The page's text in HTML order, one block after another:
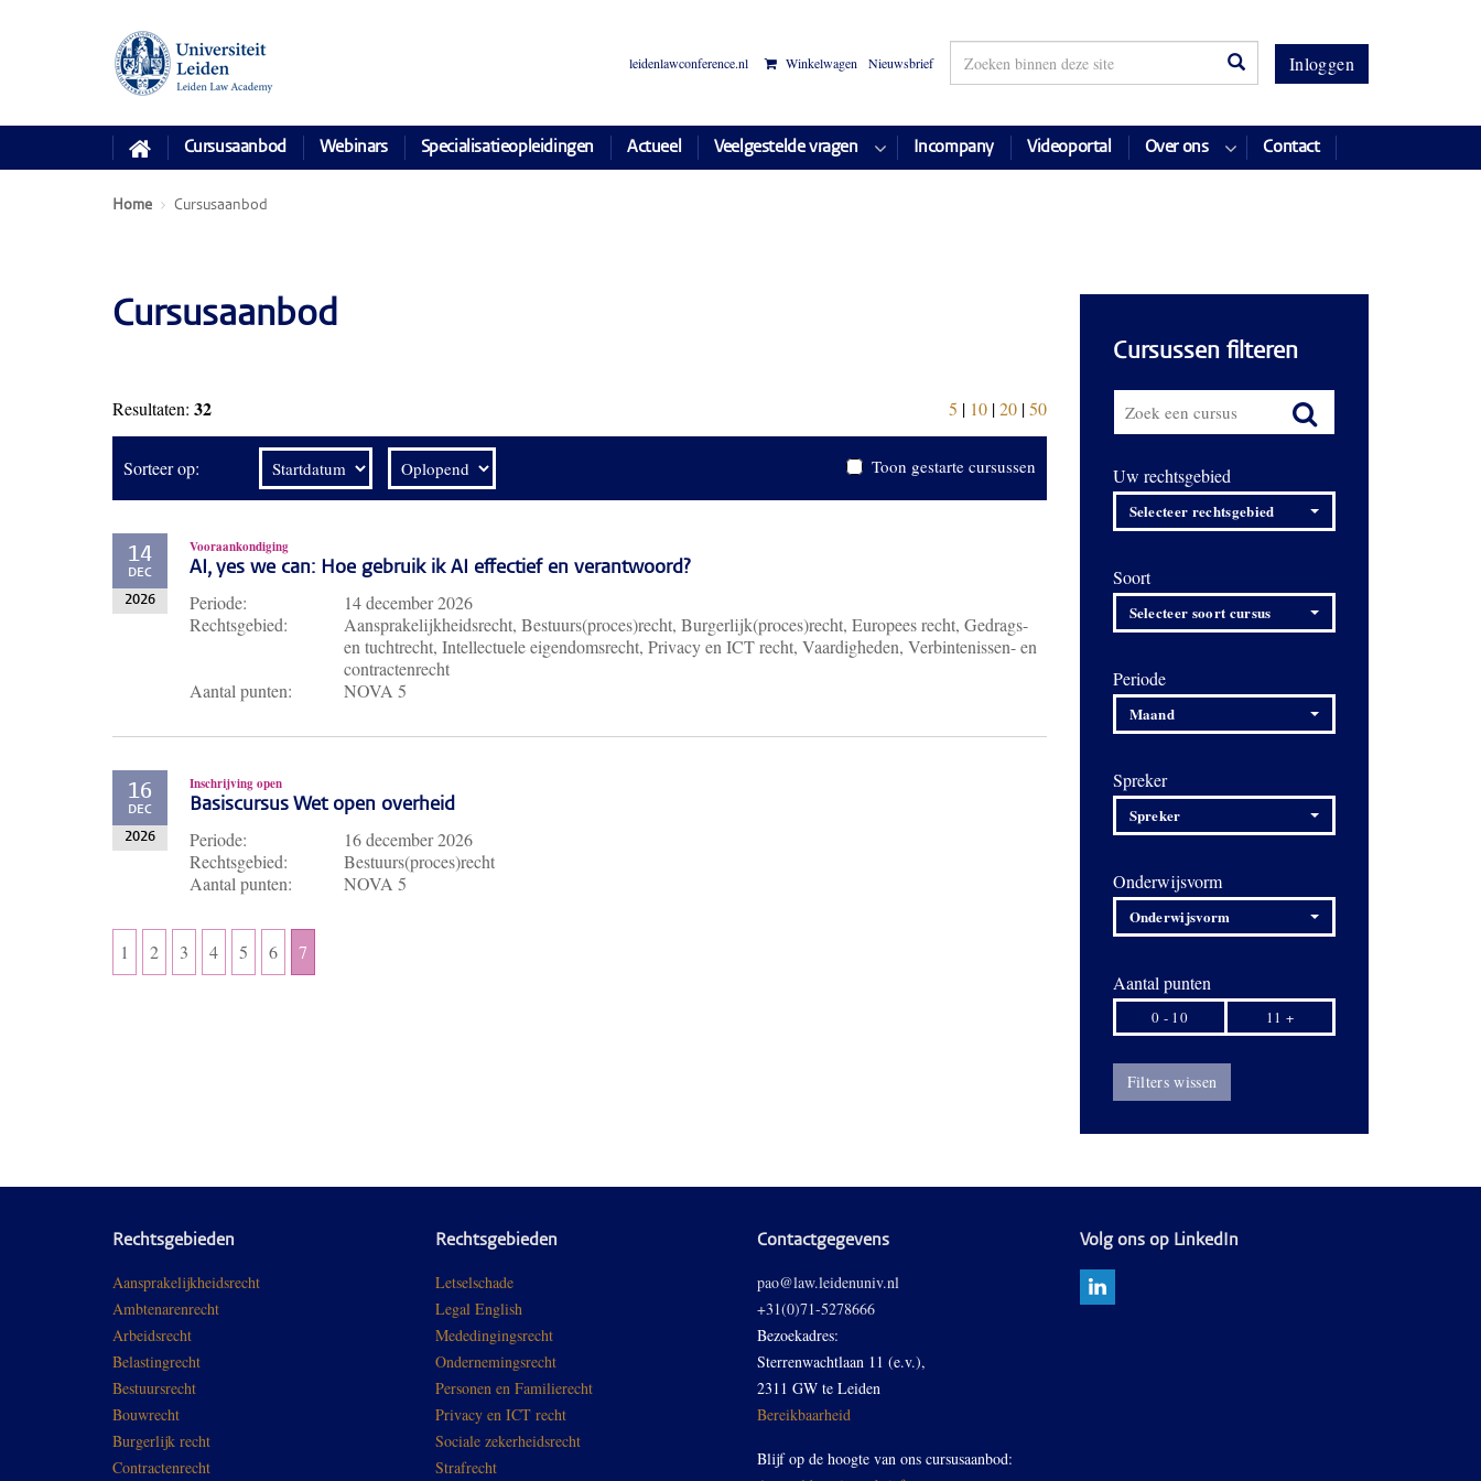
Inloggen
leidenlawconference.nl Winkelwagen Nieuwsbrief
Cursusaanbod Webinars Specialisatieopleidingen Actueel Veelgestelde vragen Incompany Videoportal Over ons Contact
Home Cursusaanbod
Cursusaanbod
Resultaten: 32 5 | 10|20|50
Sorteer op: Toon gestarte cursussen
14
DEC
2026
Vooraankondiging
AI, yes we can: Hoe gebruik ik AI effectief en verantwoord?
Periode:
14 december 2026
Rechtsgebied:
Aansprakelijkheidsrecht, Bestuurs(proces)recht, Burgerlijk(proces)recht, Europees recht, Gedrags-
en tuchtrecht, Intellectuele eigendomsrecht, Privacy en ICT recht, Vaardigheden, Verbintenissen- en
contractenrecht
Aantal punten:
NOVA 5
16
DEC
2026
Inschrijving open
Basiscursus Wet open overheid
Periode:
16 december 2026
Rechtsgebied:
Bestuurs(proces)recht
Aantal punten:
NOVA 5
1 2 3 4 5 6 7
Cursussen filteren
Uw rechtsgebied
Selecteer rechtsgebied
Soort
Selecteer soort cursus
Periode
Maand
Spreker
Spreker
Onderwijsvorm
Onderwijsvorm
Aantal punten
0 - 10 11 +
Filters wissen
Rechtsgebieden
Aansprakelijkheidsrecht
Ambtenarenrecht
Arbeidsrecht
Belastingrecht
Bestuursrecht
Bouwrecht
Burgerlijk recht
Contractenrecht
Rechtsgebieden
Letselschade
Legal English
Mededingingsrecht
Ondernemingsrecht
Personen en Familierecht
Privacy en ICT recht
Sociale zekerheidsrecht
Strafrecht
Contactgegevens
pao@law.leidenuniv.nl
+31(0)71-5278666
Bezoekadres:
Sterrenwachtlaan 11 (e.v.),
2311 GW te Leiden
Bereikbaarheid
Blijf op de hoogte van ons cursusaanbod:
Volg ons op LinkedIn